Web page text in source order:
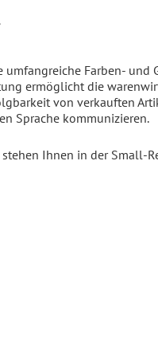
Farben- und
ermöglicht die
von verkauften
Sprache kommunizieren.
stehen Ihnen in der Small-